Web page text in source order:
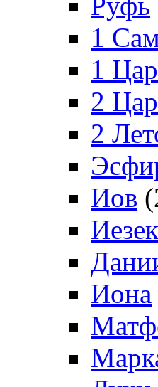
1
1
2
2
Иов
Иона